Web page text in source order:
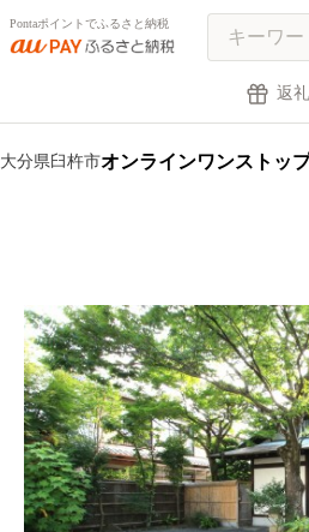
Pontaポイントでふるさと納税
返
大分県臼杵市オンラインワンストッ